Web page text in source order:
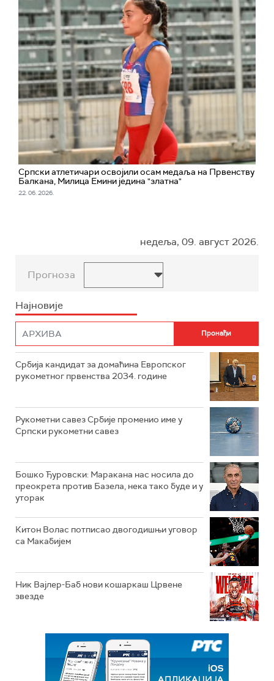
Српски атлетичари освојили осам медаља на Првенству
Балкана, Милица Емини једина "златна"
22. 06. 2026.
недеља, 09. август 2026.
Прогноза
Најновије
Србија кандидат за домаћина Европског
рукометног првенства 2034. године
Рукометни савез Србије променио име у
Српски рукометни савез
Бошко Ђуровски: Маракана нас носила до
преокрета против Базела, нека тако буде и у
уторак
Китон Волас потписао двогодишњи уговор
са Макабијем
Ник Вајлер-Баб нови кошаркаш Црвене
звезде